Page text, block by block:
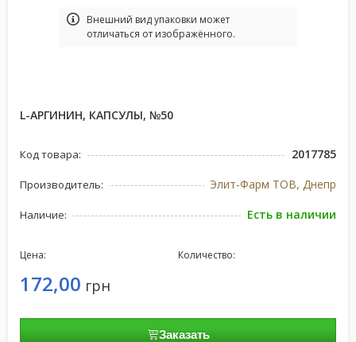
Bнешний вид упаковки может
отличаться от изображённого.
L-АРГИНИН, КАПСУЛЫ, №50
Код товара: 2017785
Производитель: Элит-Фарм ТОВ, Днепр
Наличие: Есть в наличии
Цена:
172,00 грн
Количество:
Заказать